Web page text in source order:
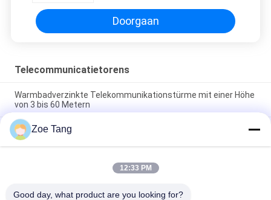
Doorgaan
Telecommunicatietorens
Warmbadverzinkte Telekommunikationstürme mit einer Höhe
von 3 bis 60 Metern
Warmbadverzinkte telecommunicatietoren met een
vloeigrens van 345MPA
Telecommunicatietoren met Windweerstand 100 km/u,
Laadvermogen 20 Ton, en Thermisch Verzinken voor
Zoe Tang
12:33 PM
Good day, what product are you looking for?